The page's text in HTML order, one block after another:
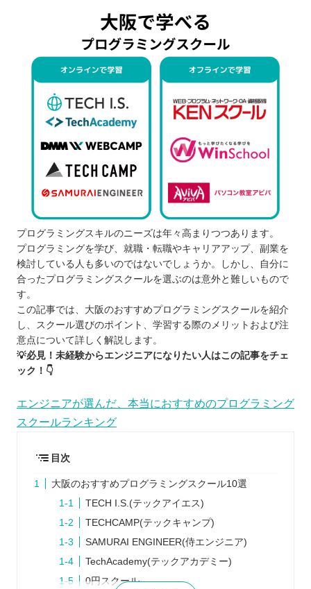
プログラミングスキルのニーズは年々高まりつつあります。
プログラミングを学び、就職・転職やキャリアアップ、副業を
検討している人も多いのではないでしょうか。しかし、自分に
合ったプログラミングスクールを選ぶのは意外と難しいもので
す。
この記事では、大阪のおすすめプログラミングスクールを紹介
し、スクール選びのポイント、学習する際のメリットおよび注
意点について詳しく解説します。
💡必見！未経験からエンジニアになりたい人はこの記事をチェ
ック！👇
エンジニアが選んだ、本当におすすめのプログラミング
スクールランキング
目次
大阪のおすすめプログラミングスクール10選
TECH I.S.(テックアイエス)
TECHCAMP(テックキャンプ)
SAMURAI ENGINEER(侍エンジニア)
TechAcademy(テックアカデミー)
0円スクール